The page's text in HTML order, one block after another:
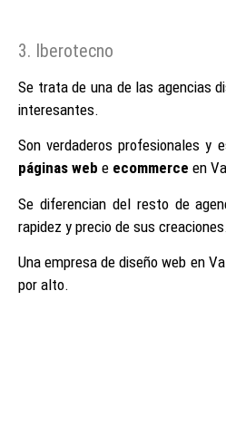
3. Iberotecno
Se trata de una de las agencias
interesantes.
Son verdaderos profesionales y
páginas web e ecommerce en
Se diferencian del resto de
rapidez y precio de sus creaciones.
Una empresa de diseño web en
por alto.